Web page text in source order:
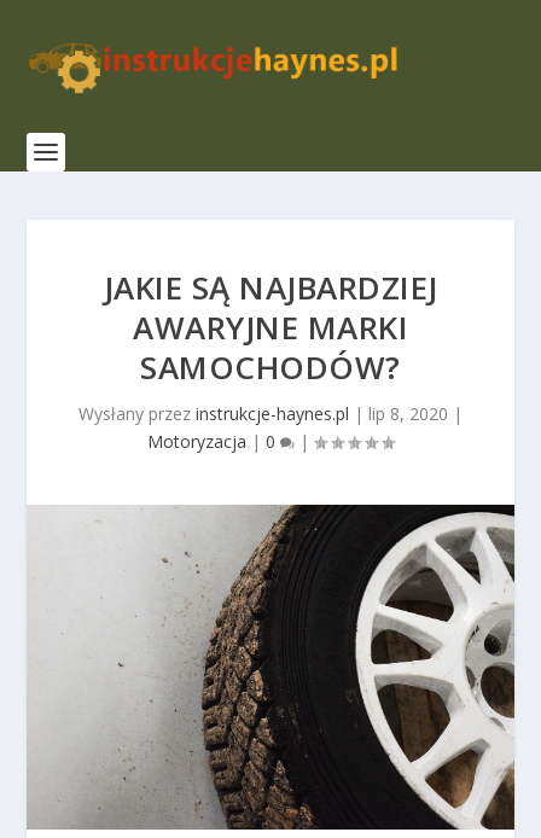
JAKIE SĄ NAJBARDZIEJ
AWARYJNE MARKI
SAMOCHODÓW?
Wysłany przez instrukcje-haynes.pl | lip 8, 2020 |
Motoryzacja | 0 |